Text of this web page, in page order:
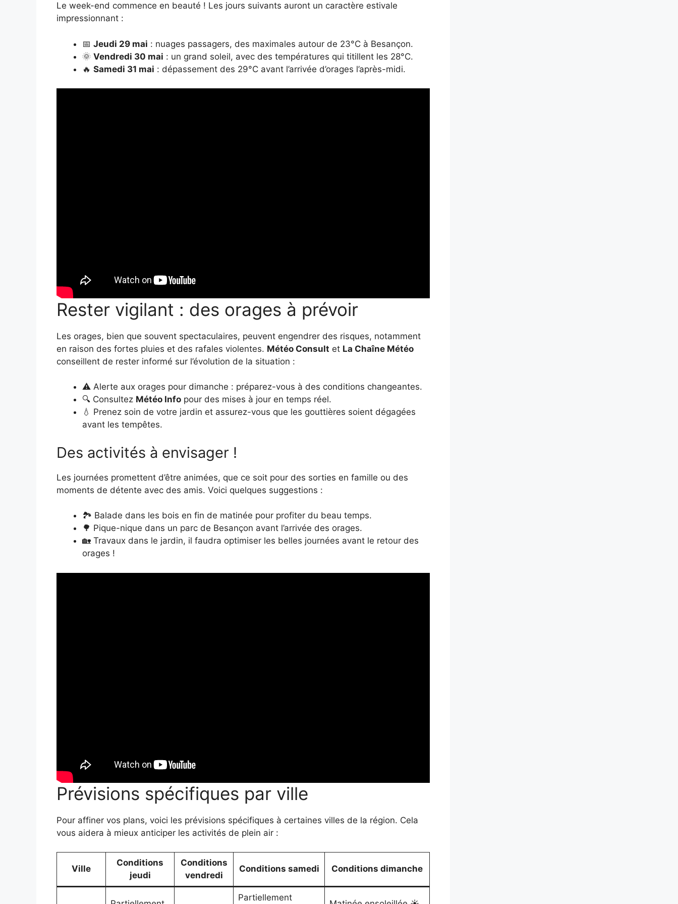
Le week-end commence en beauté ! Les jours suivants auront un caractère estivale
impressionnant :
📅 Jeudi 29 mai : nuages passagers, des maximales autour de 23°C à Besançon.
🌞 Vendredi 30 mai : un grand soleil, avec des températures qui titillent les 28°C.
🔥 Samedi 31 mai : dépassement des 29°C avant l’arrivée d’orages l’après-midi.
Rester vigilant : des orages à prévoir
Les orages, bien que souvent spectaculaires, peuvent engendrer des risques, notamment
en raison des fortes pluies et des rafales violentes. Météo Consult et La Chaîne Météo
conseillent de rester informé sur l’évolution de la situation :
⚠️ Alerte aux orages pour dimanche : préparez-vous à des conditions changeantes.
🔍 Consultez Météo Info pour des mises à jour en temps réel.
💧 Prenez soin de votre jardin et assurez-vous que les gouttières soient dégagées
avant les tempêtes.
Des activités à envisager !
Les journées promettent d’être animées, que ce soit pour des sorties en famille ou des
moments de détente avec des amis. Voici quelques suggestions :
🏞️ Balade dans les bois en fin de matinée pour profiter du beau temps.
🌳 Pique-nique dans un parc de Besançon avant l’arrivée des orages.
🏡 Travaux dans le jardin, il faudra optimiser les belles journées avant le retour des
orages !
Prévisions spécifiques par ville
Pour affiner vos plans, voici les prévisions spécifiques à certaines villes de la région. Cela
vous aidera à mieux anticiper les activités de plein air :
Ville
Conditions
jeudi
Conditions
vendredi
Conditions samedi Conditions dimanche
Partiellement